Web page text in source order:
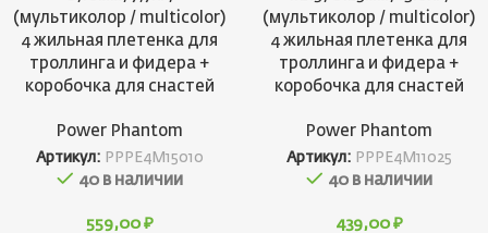
(мультиколор / multicolor)
4 жильная плетенка для
троллинга и фидера +
коробочка для снастей
Power Phantom
Артикул: PPPE4M15010
40 в наличии
559,00 ₽
(мультиколор / multicolor)
4 жильная плетенка для
троллинга и фидера +
коробочка для снастей
Power Phantom
Артикул: PPPE4M11025
40 в наличии
439,00 ₽